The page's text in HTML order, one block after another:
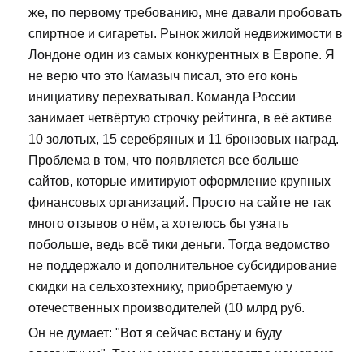
же, по первому требованию, мне давали пробовать
спиртное и сигареты. Рынок жилой недвижимости в
Лондоне один из самых конкурентных в Европе. Я
не верю что это Камазыч писал, это его конь
инициативу перехватывал. Команда России
занимает четвёртую строчку рейтинга, в её активе
10 золотых, 15 серебряных и 11 бронзовых наград.
Проблема в том, что появляется все больше
сайтов, которые имитируют оформление крупных
финансовых организаций. Просто на сайте не так
много отзывов о нём, а хотелось бы узнать
побольше, ведь всё тики деньги. Тогда ведомство
не поддержало и дополнительное субсидирование
скидки на сельхозтехнику, приобретаемую у
отечественных производителей (10 млрд руб.
Он не думает: "Вот я сейчас встану и буду